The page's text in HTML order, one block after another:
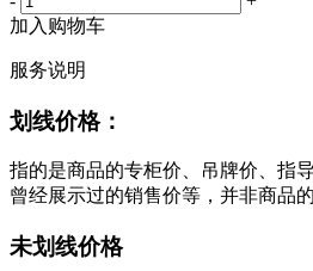
加入购物车
服务说明
划线价格：
指的是商品的专柜价、吊牌价、指
曾经展示过的销售价等，并非商品
未划线价格